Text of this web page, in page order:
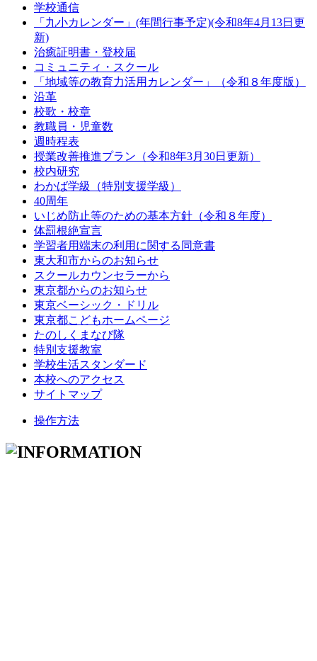
学校通信
「九小カレンダー」(年間行事予定)(令和8年4月13日更
新)
治癒証明書・登校届
コミュニティ・スクール
「地域等の教育力活用カレンダー」（令和８年度版）
沿革
校歌・校章
教職員・児童数
週時程表
授業改善推進プラン（令和8年3月30日更新）
校内研究
わかば学級（特別支援学級）
40周年
いじめ防止等のための基本方針（令和８年度）
体罰根絶宣言
学習者用端末の利用に関する同意書
東大和市からのお知らせ
スクールカウンセラーから
東京都からのお知らせ
東京ベーシック・ドリル
東京都こどもホームページ
たのしくまなび隊
特別支援教室
学校生活スタンダード
本校へのアクセス
サイトマップ
操作方法